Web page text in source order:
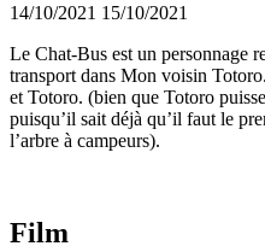
14/10/2021 15/10/2021
Le Chat-Bus est un personnage
transport dans Mon voisin
et Totoro. (bien que Totoro
puisqu’il sait déjà qu’il faut le
l’arbre à campeurs).
Film